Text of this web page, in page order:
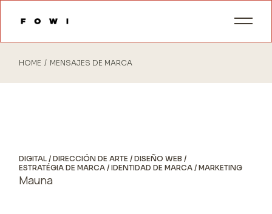
Skip
content
HOME MENSAJES DE MARCA
DIGITAL DIRECCIÓN DE ARTE
DISEÑO WEB
ESTRATÉGIA DE MARCA
IDENTIDAD DE MARCA MARKETING
Mauna